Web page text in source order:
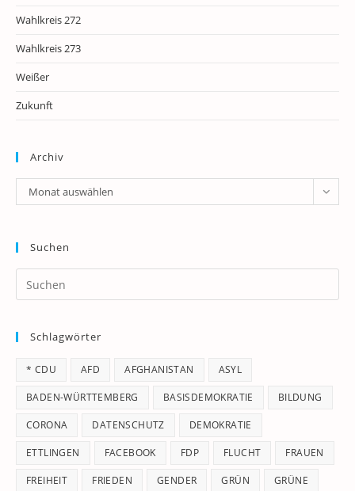
Wahlkreis 272
Wahlkreis 273
Weißer
Zukunft
Archiv
Archiv
Monat auswählen
Suchen
Schlagwörter
* CDU AFD AFGHANISTAN ASYL
BADEN-WÜRTTEMBERG BASISDEMOKRATIE BILDUNG
CORONA DATENSCHUTZ DEMOKRATIE
ETTLINGEN FACEBOOK FDP FLUCHT FRAUEN
FREIHEIT FRIEDEN GENDER GRÜN GRÜNE